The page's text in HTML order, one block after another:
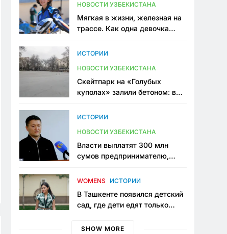
НОВОСТИ УЗБЕКИСТАНА
Мягкая в жизни, железная на
трассе. Как одна девочка
Узбекистане
ИСТОРИИ
НОВОСТИ УЗБЕКИСТАНА
Скейтпарк на «Голубых
куполах» залили бетоном: в
одно общественное
ИСТОРИИ
НОВОСТИ УЗБЕКИСТАНА
Власти выплатят 300 млн
сумов предпринимателю,
тюрьме по незаконному
WOMENS ИСТОРИИ
В Ташкенте появился детский
сад, где дети едят только
мама, которая устала просить
SHOW MORE